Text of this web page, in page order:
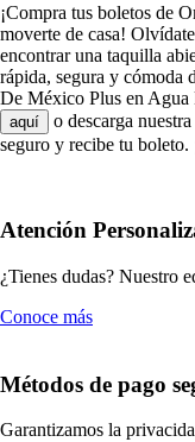
¡Compra tus boletos de
moverte de casa!
encontrar una taquilla
rápida, segura y cómoda
De México Plus en Agua
aquí
o descarga
seguro y recibe tu
Atención
¿Tienes dudas? Nuestro
Conoce más
Métodos de pago
Garantizamos la